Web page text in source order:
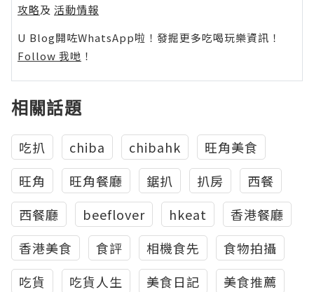
攻略及 活動情報
U Blog開咗WhatsApp啦！發掘更多吃喝玩樂資訊！
Follow 我哋 ！
相關話題
吃扒 chiba chibahk
旺角美食
旺角
旺角餐廳 鋸扒 扒房
西餐
西餐廳
beeflover hkeat
香港餐廳
香港美食
食評 相機食先
食物拍攝
吃貨
吃貨人生 美食日記
美食推薦